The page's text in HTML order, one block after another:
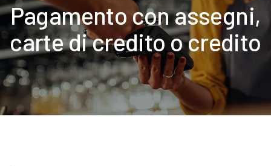
Pagamento con assegni,
carte di credito o credito